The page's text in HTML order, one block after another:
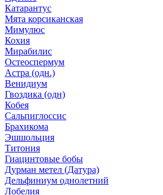
Катарантус
Мята корсиканская
Мимулюс
Кохия
Мирабилис
Остеоспермум
Астра (одн.)
Венидиум
Гвоздика (одн)
Кобея
Сальпиглоссис
Брахикома
Эшшольция
Титония
Гиацинтовые бобы
Дурман метел (Датура)
Дельфиниум однолетний
Лобелия